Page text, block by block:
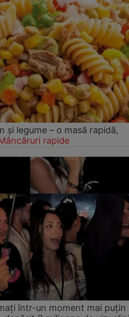
și legume – o masă rapidă,
rapide
într-un moment mai puțin